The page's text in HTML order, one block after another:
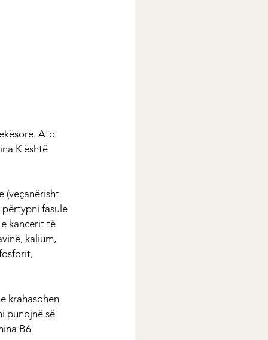
Ato
K është
(veçanërisht
fasule
kancerit të
kalium,
krahasohen
punojnë së
B6